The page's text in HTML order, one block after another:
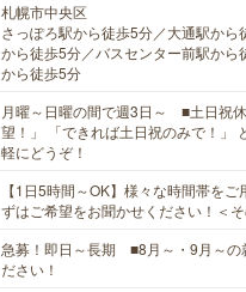
札幌市中央区
さっぽろ駅から徒歩5分／大通駅から
から徒歩5分／バスセンター前駅から
から徒歩5分
月曜～日曜の間で週3日～ ■土日祝
望！」 「できれば土日祝のみで！」
軽にどうぞ！
【1日5時間～OK】様々な時間帯をご
ずはご希望をお聞かせください！＜
急募！即日～長期 ■8月～・9月～の
ださい！